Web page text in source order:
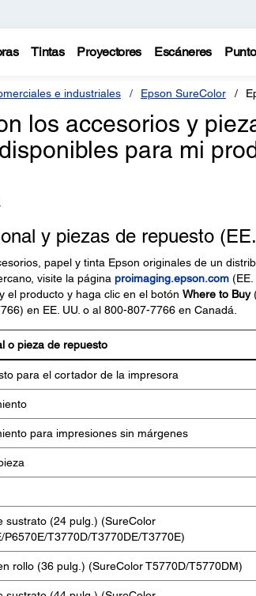
Tintas Proyectores Escáneres
e industriales Epson SureColor
los accesorios y
para mi
y piezas de repuesto
papel y tinta Epson originales de un
visite la página proimaging.epson.com(EE.
el producto y haga clic en el botón Where to Buy
en EE. UU. o al 800-807-7766 en Canadá.
o pieza de repuesto
para el cortador de la impresora
para impresiones sin márgenes
sustrato (24 pulg.) (SureColor
P6570E/T3770D/T3770DE/T3770E)
rollo (36 pulg.) (SureColor T5770D/T5770DM)